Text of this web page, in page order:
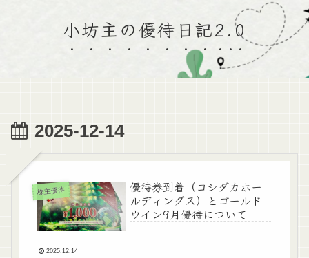
小坊主の優待日記2.0
2025-12-14
株主優待
優待券到着（コシダカホー
ルディングス）とゴールド
ウイン9月優待について
2025.12.14